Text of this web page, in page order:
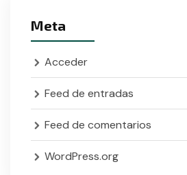
Meta
Acceder
Feed de entradas
Feed de comentarios
WordPress.org